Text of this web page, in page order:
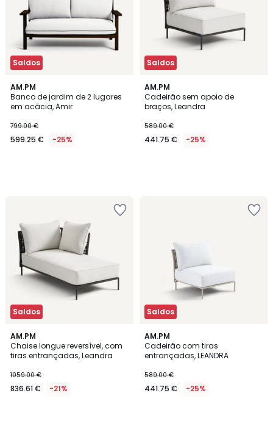
Saldos
AM.PM
Banco de jardim de 2 lugares
em acácia, Amir
799.00 €
599.25 € -25%
Saldos
AM.PM
Cadeirão sem apoio de
braços, Leandra
589.00 €
441.75 € -25%
Saldos
AM.PM
Chaise longue reversível, com
tiras entrançadas, Leandra
1059.00 €
836.61 € -21%
Saldos
AM.PM
Cadeirão com tiras
entrançadas, LEANDRA
589.00 €
441.75 € -25%